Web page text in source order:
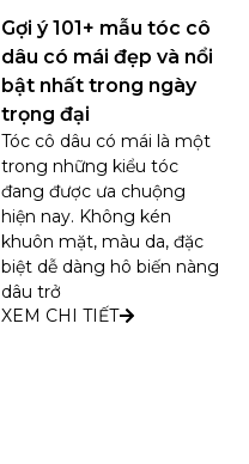
Gợi ý 101+ mẫu tóc cô
dâu có mái đẹp và nổi
bật nhất trong ngày
trọng đại
Tóc cô dâu có mái là một
trong những kiểu tóc
đang được ưa chuộng
hiện nay. Không kén
khuôn mặt, màu da, đặc
biệt dễ dàng hô biến nàng
dâu trở
XEM CHI TIẾT